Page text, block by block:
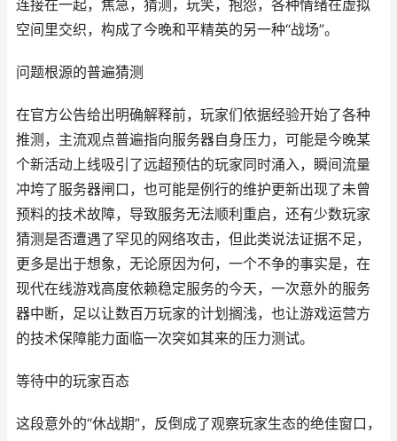
连接在一起，焦急，猜测，玩笑，抱怨，各种情绪在虚拟
空间里交织，构成了今晚和平精英的另一种“战场”。
问题根源的普遍猜测
在官方公告给出明确解释前，玩家们依据经验开始了各种
推测，主流观点普遍指向服务器自身压力，可能是今晚某
个新活动上线吸引了远超预估的玩家同时涌入，瞬间流量
冲垮了服务器闸口，也可能是例行的维护更新出现了未曾
预料的技术故障，导致服务无法顺利重启，还有少数玩家
猜测是否遭遇了罕见的网络攻击，但此类说法证据不足，
更多是出于想象，无论原因为何，一个不争的事实是，在
现代在线游戏高度依赖稳定服务的今天，一次意外的服务
器中断，足以让数百万玩家的计划搁浅，也让游戏运营方
的技术保障能力面临一次突如其来的压力测试。
等待中的玩家百态
这段意外的“休战期”，反倒成了观察玩家生态的绝佳窗口，